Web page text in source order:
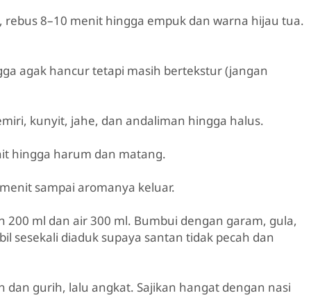
8–10 menit hingga empuk dan warna hijau tua.
agak hancur tetapi masih bertekstur (jangan
kunyit, jahe, dan andaliman hingga halus.
hingga harum dan matang.
sampai aromanya keluar.
ml dan air 300 ml. Bumbui dengan garam, gula,
sesekali diaduk supaya santan tidak pecah dan
dan gurih, lalu angkat. Sajikan hangat dengan nasi